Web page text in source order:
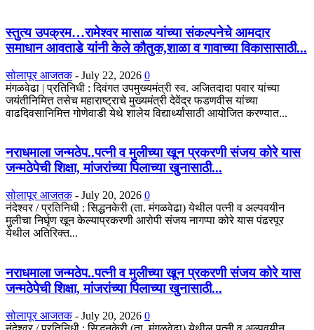
स्तुत्य उपक्रम…रामेश्वर मासाळ यांच्या संकल्पनेचे आमदार
समाधान आवताडे यांनी केले कौतुक,शाळा व गावाच्या विकासासाठी...
सोलापूर आजतक - July 22, 2026 0
मंगळवेढा | प्रतिनिधी : दिवंगत उपमुख्यमंत्री स्व. अजितदादा पवार यांच्या
जयंतीनिमित्त तसेच महाराष्ट्राचे मुख्यमंत्री देवेंद्र फडणवीस यांच्या
वाढदिवसानिमित्त गोणेवाडी येथे शालेय विद्यार्थ्यांसाठी आयोजित करण्यात...
नराधमाला जन्मठेप..पत्नी व मुलीच्या खून प्रकरणी संजय कोरे यास
जन्मठेपेची शिक्षा, मांजरांच्या पिलाच्या खुनासाठी...
सोलापूर आजतक - July 20, 2026 0
नंदेश्वर / प्रतिनिधी : सिद्धनकेरी (ता. मंगळवेढा) येथील पत्नी व अल्पवयीन
मुलीचा निर्घृण खून केल्याप्रकरणी आरोपी संजय नागप्पा कोरे यास पंढरपूर
येथील अतिरिक्त...
नराधमाला जन्मठेप..पत्नी व मुलीच्या खून प्रकरणी संजय कोरे यास
जन्मठेपेची शिक्षा, मांजरांच्या पिलाच्या खुनासाठी...
सोलापूर आजतक - July 20, 2026 0